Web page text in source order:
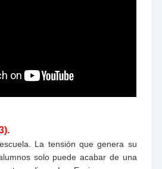
La tensión que genera su
solo puede acabar de una